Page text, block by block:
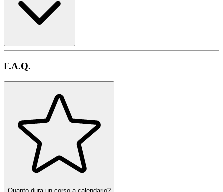
F.A.Q.
Quanto dura un corso a calendario?